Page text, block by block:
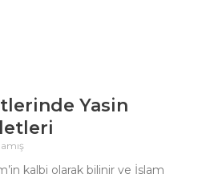
Yasin
kalbi olarak bilinir ve İslam